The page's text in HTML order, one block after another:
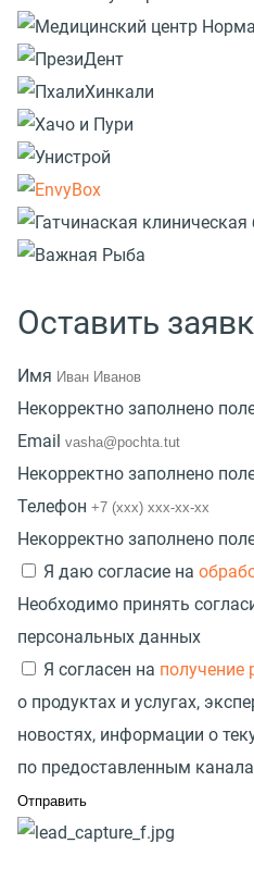
Оставить
Имя
Некорректно заполнено
Email
Некорректно заполнено
Телефон
Некорректно заполнено
Я даю согласие на
Необходимо принять
персональных данных
Я согласен на
о продуктах и услугах,
новостях, информации о
по предоставленным